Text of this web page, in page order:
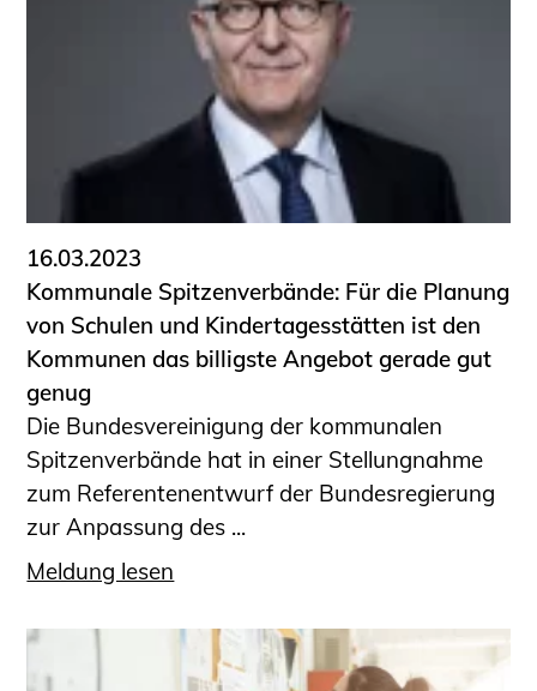
16.03.2023
Kommunale Spitzenverbände: Für die Planung
von Schulen und Kindertagesstätten ist den
Kommunen das billigste Angebot gerade gut
genug
Die Bundesvereinigung der kommunalen
Spitzenverbände hat in einer Stellungnahme
zum Referentenentwurf der Bundesregierung
zur Anpassung des ...
Meldung lesen